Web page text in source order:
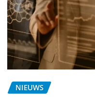
NIEUWS